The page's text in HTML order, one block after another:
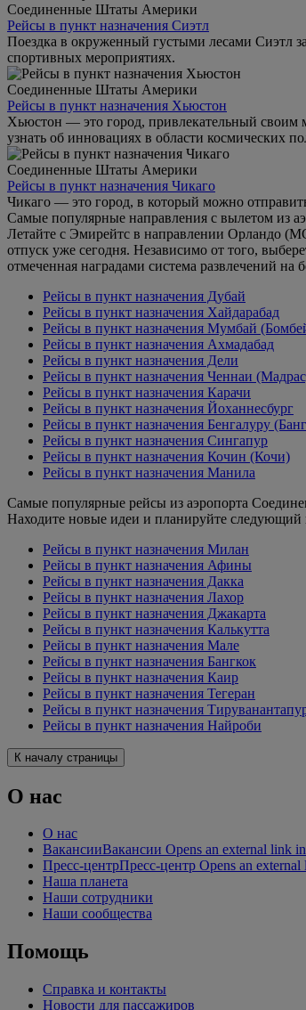
Соединенные Штаты Америки
Рейсы в пункт назначения Сиэтл
Поездка в окруженный густыми лесами Сиэтл
спортивных мероприятиях.
Соединенные Штаты Америки
Рейсы в пункт назначения Хьюстон
Хьюстон — это город, привлекательный своим
узнать об инновациях в области космических
Соединенные Штаты Америки
Рейсы в пункт назначения Чикаго
Чикаго — это город, в который можно
Самые популярные направления с вылетом из
Летайте с Эмирейтс в направлении Орландо
отпуск уже сегодня. Независимо от того,
отмеченная наградами система развлечений на
Рейсы в пункт назначения Дубай
Рейсы в пункт назначения Хайдарабад
Рейсы в пункт назначения Мумбай
Рейсы в пункт назначения Ахмадабад
Рейсы в пункт назначения Дели
Рейсы в пункт назначения Ченнаи
Рейсы в пункт назначения Карачи
Рейсы в пункт назначения Йоханнесбург
Рейсы в пункт назначения Бенгалуру
Рейсы в пункт назначения Сингапур
Рейсы в пункт назначения Кочин (Кочи)
Рейсы в пункт назначения Манила
Самые популярные рейсы из аэропорта
Находите новые идеи и планируйте следующий
Рейсы в пункт назначения Милан
Рейсы в пункт назначения Афины
Рейсы в пункт назначения Дакка
Рейсы в пункт назначения Лахор
Рейсы в пункт назначения Джакарта
Рейсы в пункт назначения Калькутта
Рейсы в пункт назначения Мале
Рейсы в пункт назначения Бангкок
Рейсы в пункт назначения Каир
Рейсы в пункт назначения Тегеран
Рейсы в пункт назначения
Рейсы в пункт назначения Найроби
К началу страницы
О нас
О нас
ВакансииВакансии Opens an external link
Пресс-центрПресс-центр Opens an
Наша планета
Наши сотрудники
Наши сообщества
Помощь
Справка и контакты
Новости для пассажиров